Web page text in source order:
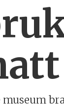
museum